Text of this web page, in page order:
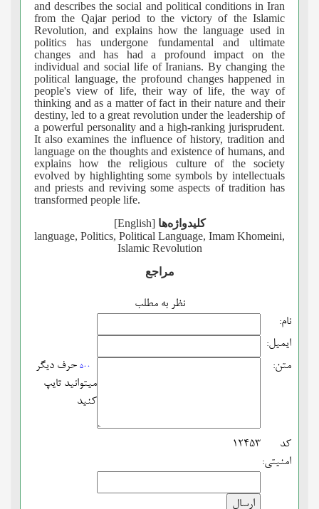
and describes the social and political conditions in Iran
from the Qajar period to the victory of the Islamic
Revolution, and explains how the language used in
politics has undergone fundamental and ultimate
changes and has had a profound impact on the
individual and social life of Iranians. By changing the
political language, the profound changes happened in
people's view of life, their way of life, the way of
thinking and as a matter of fact in their nature and their
destiny, led to a great revolution under the leadership of
a powerful personality and a high-ranking jurisprudent.
It also examines the influence of history, tradition and
language on the thoughts and existence of humans, and
explains how the religious culture of the society
evolved by highlighting some symbols by intellectuals
and priests and reviving some aspects of tradition has
transformed people life.
کلیدواژه‌ها [English]
language, Politics, Political Language, Imam Khomeini,
Islamic Revolution
مراجع
نظر به مطلب
نام:
ایمیل:
متن:
500 حرف دیگر
میتوانید تایپ
کنید
کد
امنیتی:
12453